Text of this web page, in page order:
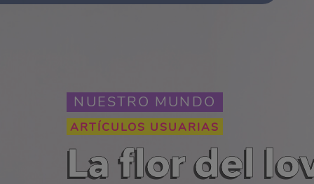
NUESTRO MUNDO
ARTÍCULOS USUARIAS
La flor del